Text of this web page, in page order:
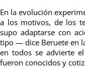
En la evolución
a los motivos, de los
supo adaptarse con
tipo — dice Beruete en
en todos se advierte
fueron conocidos y